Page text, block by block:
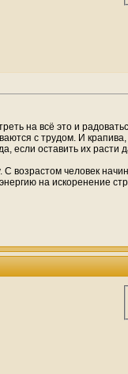
на всё это и
с трудом. И крапива,
если оставить их
возрастом человек
на искоренение